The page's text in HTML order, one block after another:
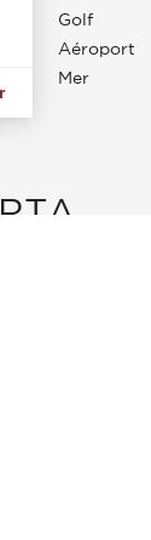
Golf
Aéroport
Mer
vos Options
de